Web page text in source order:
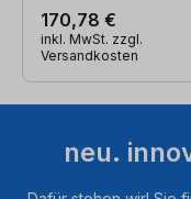
170,78 €
inkl. MwSt. zzgl.
Versandkosten
neu.